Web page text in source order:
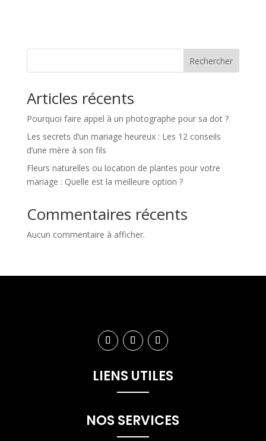
Rechercher
Articles récents
Pourquoi faire appel à un photographe pour sa dot ?
Les secrets d’un mariage heureux : Les 12 conseils
d’une mère à son fils
Fleurs naturelles ou location de plantes pour votre
mariage : Quelle est la meilleure option ?
Commentaires récents
Aucun commentaire à afficher.
LIENS UTILES
NOS SERVICES